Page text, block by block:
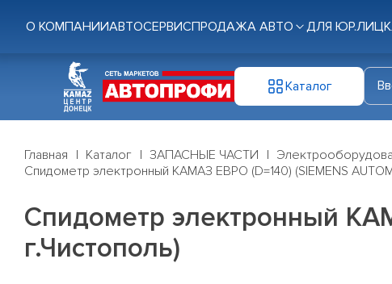
О КОМПАНИИАВТОСЕРВИСПРОДАЖА АВТО ДЛЯ ЮР.ЛИЦ
Каталог
Главная Каталог ЗАПАСНЫЕ ЧАСТИ
Спидометр электронный КАМАЗ ЕВРО (D=140) (SIEMENS
Спидометр электронный
г.Чистополь)